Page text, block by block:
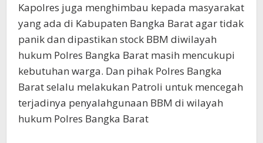
Kapolres juga menghimbau kepada masyarakat
yang ada di Kabupaten Bangka Barat agar tidak
panik dan dipastikan stock BBM diwilayah
hukum Polres Bangka Barat masih mencukupi
kebutuhan warga. Dan pihak Polres Bangka
Barat selalu melakukan Patroli untuk mencegah
terjadinya penyalahgunaan BBM di wilayah
hukum Polres Bangka Barat